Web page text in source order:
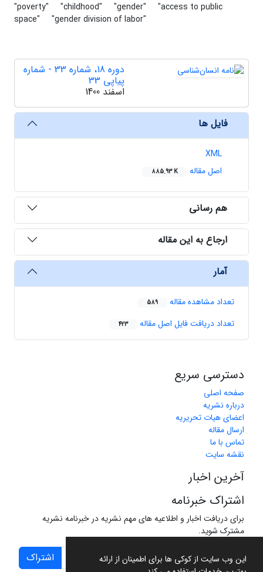
این وب سایت از کوکی ها برای اطمینان از ارائه
"poverty" "childhood" "gender"
"access to public
space"
"gender division of labor"
دوره 18، شماره 33 - شماره
پیاپی 33
اسفند 1400
فایل ها
XML
اصل مقاله
885.93 K
هم رسانی
ارجاع به این مقاله
آمار
تعداد مشاهده مقاله 589
تعداد دریافت فایل اصل مقاله 423
دسترسی سریع
صفحه اصلی
درباره نشریه
اعضای هیات تحریریه
ارسال مقاله
تماس با ما
نقشه سایت
آخرین اخبار
اشتراک خبرنامه
برای دریافت اخبار و اطلاعیه های مهم نشریه در خبرنامه نشریه
مشترک شوید.
اشتراک